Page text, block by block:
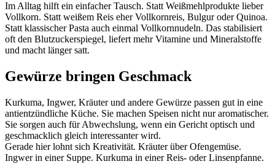
Im Alltag hilft ein einfacher Tausch. Statt Weißmehlprodukte lieber
Vollkorn. Statt weißem Reis eher Vollkornreis, Bulgur oder Quinoa.
Statt klassischer Pasta auch einmal Vollkornnudeln. Das stabilisiert
oft den Blutzuckerspiegel, liefert mehr Vitamine und Mineralstoffe
und macht länger satt.
Gewürze bringen Geschmack
Kurkuma, Ingwer, Kräuter und andere Gewürze passen gut in eine
antientzündliche Küche. Sie machen Speisen nicht nur aromatischer.
Sie sorgen auch für Abwechslung, wenn ein Gericht optisch und
geschmacklich gleich interessanter wird.
Gerade hier lohnt sich Kreativität. Kräuter über Ofengemüse.
Ingwer in einer Suppe. Kurkuma in einer Reis- oder Linsenpfanne.